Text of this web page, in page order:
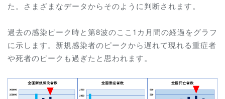
た。さまざまなデータからそのように判断されます。
過去の感染ピーク時と第8波のここ1カ月間の経過をグラフ
に示します。新規感染者のピークから遅れて現れる重症者
や死者のピークも過ぎたと思われます。